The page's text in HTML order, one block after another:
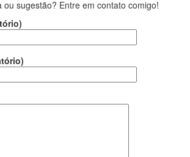
ou sugestão? Entre em contato comigo!